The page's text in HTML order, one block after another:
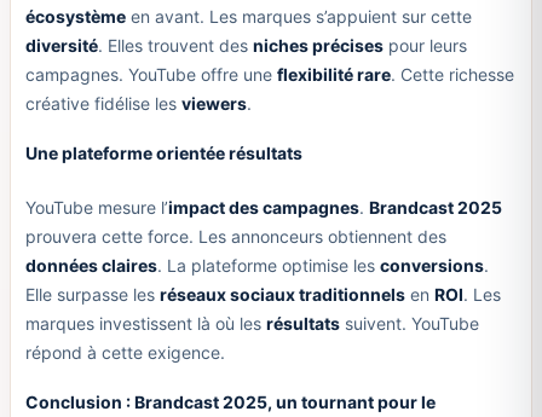
écosystèmeen avant. Les marques s’appuient sur cette
diversité. Elles trouvent des niches précisespour leurs
campagnes. YouTube offre une flexibilité rare. Cette richesse
créative fidélise les viewers.
Une plateforme orientée résultats
YouTube mesure l’impact des campagnes. Brandcast 2025
prouvera cette force. Les annonceurs obtiennent des
données claires. La plateforme optimise les conversions.
Elle surpasse les réseaux sociaux traditionnelsen ROI. Les
marques investissent là où les résultatssuivent. YouTube
répond à cette exigence.
Conclusion : Brandcast 2025, un tournant pour le